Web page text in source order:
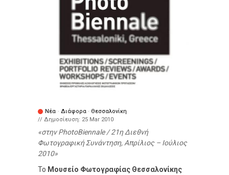
Νέα · Διάφορα · Θεσσαλονίκη
// Δημοσίευση: 25 Mar 2010
στην PhotoΒiennale / 21η Διεθνή
Φωτογραφική Συνάντηση, Απρίλιος – Ιούλιος
2010
Το Μουσείο Φωτογραφίας Θεσσαλονίκης